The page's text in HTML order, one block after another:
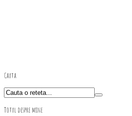
Cauta
Totul despre mine